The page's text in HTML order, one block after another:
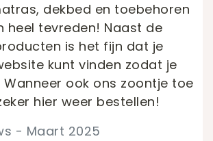
dekbed en toebehoren
heel tevreden! Naast de
is het fijn dat je
kunt vinden zodat je
ook ons zoontje toe
hier weer bestellen!
- Maart 2025